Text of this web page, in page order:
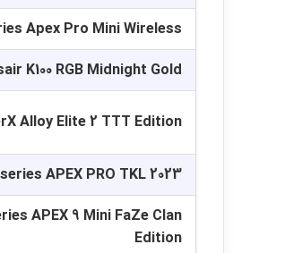
Apex Pro Mini Wireless
K100 RGB Midnight Gold
Alloy Elite 2 TTT Edition
APEX PRO TKL 2023
APEX 9 Mini FaZe Clan
Edition